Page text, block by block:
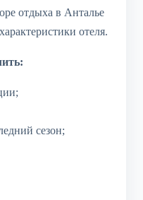
отдыха в Анталье
отеля.
сезон;